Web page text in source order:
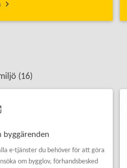
(16)
byggärenden
e-tjänster du behöver för att göra
om bygglov, förhandsbesked